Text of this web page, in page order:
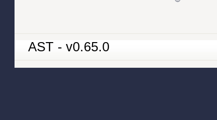
AST - v0.65.0